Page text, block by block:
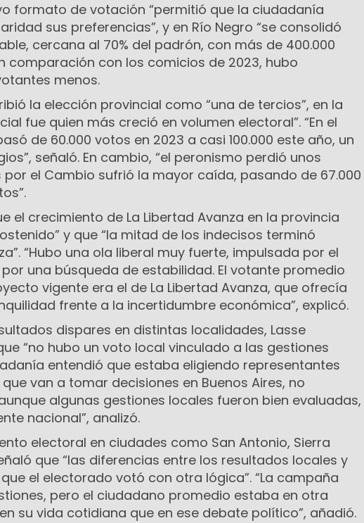
formato de votación “permitió que la ciudadanía
sus preferencias”, y en Río Negro “se consolidó
cercana al 70% del padrón, con más de 400.000
comparación con los comicios de 2023, hubo
menos.
la elección provincial como “una de tercios”, en la
fue quien más creció en volumen electoral”. “En el
de 60.000 votos en 2023 a casi 100.000 este año, un
señaló. En cambio, “el peronismo perdió unos
por el Cambio sufrió la mayor caída, pasando de 67.000
el crecimiento de La Libertad Avanza en la provincia
y que “la mitad de los indecisos terminó
“Hubo una ola liberal muy fuerte, impulsada por el
una búsqueda de estabilidad. El votante promedio
vigente era el de La Libertad Avanza, que ofrecía
frente a la incertidumbre económica”, explicó.
dispares en distintas localidades, Lasse
“no hubo un voto local vinculado a las gestiones
entendió que estaba eligiendo representantes
van a tomar decisiones en Buenos Aires, no
algunas gestiones locales fueron bien evaluadas,
nacional”, analizó.
electoral en ciudades como San Antonio, Sierra
que “las diferencias entre los resultados locales y
el electorado votó con otra lógica”. “La campaña
pero el ciudadano promedio estaba en otra
su vida cotidiana que en ese debate político”, añadió.